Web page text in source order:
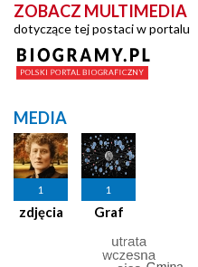
ZOBACZ MULTIMEDIA
dotyczące tej postaci w portalu
MEDIA
1
zdjęcia
1
Graf